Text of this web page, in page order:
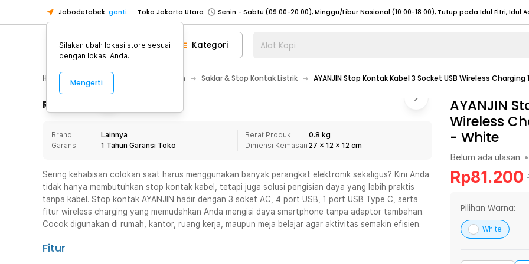
Jabodetabek ganti Toko Jakarta Utara
Toko Tangerang
Toko Cikupa
Pick n Go Jakarta Barat
Senin - Jumat (07:00 - 20:00), Sabtu - Minggu (08:00 - 20:00), Tutup pada Idul Fitri
Pick n Go Bekasi
Senin - Jumat (08:00 - 20:00), Sabtu - Minggu/ Libur Nasional (08:00 - 17:00) Selengkapnya
Senin - Jumat (08:00 - 20:00), Sabtu - Minggu/ Libur Nasional (08:00 - 17:00) Selengkapnya
Senin - Sabtu (09:00-20:00), Minggu/Libur Nasional (12:00-20:00), Tutup pada Idul Fitri
Senin - Sabtu (09:00-20:00), Minggu/Libur Nasional (12:00-20:00), Tutup pada Idul Fitri
Toko Tangerang
Toko Cikupa
Pick n Go Jakarta Barat
Senin - Jumat (07:00 - 20:00), Sabtu - Minggu (08:00 - 20:00), Tutup pada Idul Fitri
Pick n Go Bekasi
Senin - Jumat (08:00 - 20:00), Sabtu - Minggu/ Libur Nasional (08:00 - 17:00) Selengkapnya
Kategori Alat Kopi
Home Appliance Perawatan Rumah Saklar & Stop Kontak Listrik AYANJIN Stop Kontak Kabel 3 Socket USB Wireless Charging
Rincian Produk
Brand
Lainnya
Garansi
1 Tahun Garansi Toko
Berat Produk
0.8 kg
Dimensi Kemasan 27 x 12 x 12 cm
Sering kehabisan colokan saat harus menggunakan banyak perangkat elektronik sekaligus? Kini Anda
tidak hanya membutuhkan stop kontak kabel, tetapi juga solusi pengisian daya yang lebih praktis
tanpa kabel. Stop kontak AYANJIN hadir dengan 3 soket AC, 4 port USB, 1 port USB Type C, serta
fitur wireless charging yang memudahkan Anda mengisi daya smartphone tanpa adaptor tambahan.
Cocok digunakan di rumah, kantor, ruang kerja, maupun meja belajar agar aktivitas semakin efisien.
Fitur
AYANJIN
Wireless
- White
Belum ada ulasan •
Rp81.200
Pilihan Warna:
White
Silakan ubah lokasi store sesuai
dengan lokasi Anda.
Mengerti